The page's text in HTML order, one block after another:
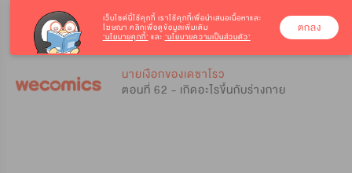
นายเงือกของเดซาโรว
ตอนที่ 62 - เกิดอะไรขึ้นกับร่างกาย
เว็บไซต์นี้ใช้คุกกี้ เราใช้คุกกี้เพื่อนำเสนอเนื้อหาและ
โฆษณา คลิกเพื่อดูข้อมูลเพิ่มเติม
‘นโยบายคุกกี้’ และ ‘นโยบายความเป็นส่วนตัว’
ตกลง